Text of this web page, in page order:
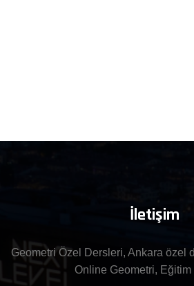
İletişim
Geometri Özel Dersleri, Ankara özel
Online Geometri, Eğitim